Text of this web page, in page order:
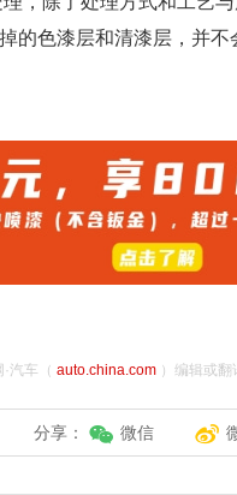
的色漆层和清漆层，并
汽车（ auto.china.com）编辑或翻
分享： 微信